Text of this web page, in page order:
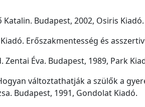
Budapest, 2002, Osiris Kiadó.
Erőszakmentesség és
Éva. Budapest, 1989, Park
változtathatják a szülők a
Budapest, 1991, Gondolat Kiadó.